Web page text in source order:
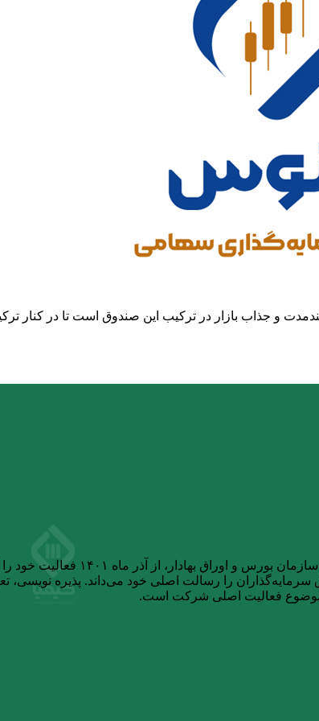
و جذاب بازار در ترکیب این صندوق است تا در کنار
شرکت تامین سرمایه
را رسالت اصلی خود می‌داند. پذیره نویسی،
موضوع فعالیت اصلی شرکت است.